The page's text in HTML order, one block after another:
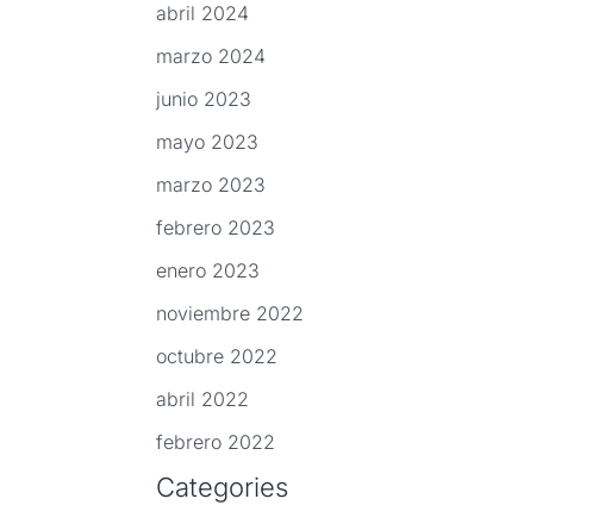
abril 2024
marzo 2024
junio 2023
mayo 2023
marzo 2023
febrero 2023
enero 2023
noviembre 2022
octubre 2022
abril 2022
febrero 2022
Categories